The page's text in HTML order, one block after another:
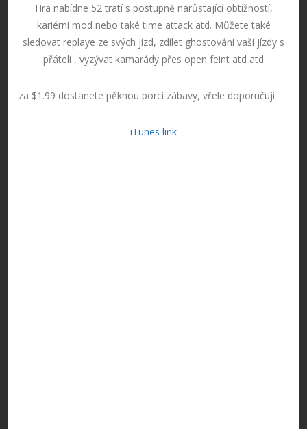
Hra nabídne 52 tratí s postupně narůstající obtížností,
kariérní mod nebo také time attack atd. Můžete také
sledovat replaye ze svých jízd, zdílet ghostování vaší jízdy s
přáteli , vyzývat kamarády přes open feint atd atd
za $1.99 dostanete pěknou porci zábavy, vřele doporučuji
iTunes link